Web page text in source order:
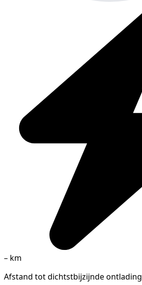
– km
Afstand tot dichtstbijzijnde ontlading